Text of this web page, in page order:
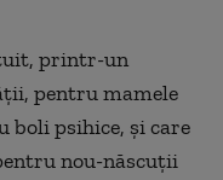
printr-un
pentru mamele
boli psihice, şi care
nou-născuţii